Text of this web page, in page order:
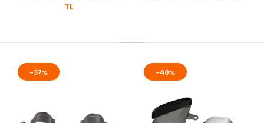
TL
-37% -40%